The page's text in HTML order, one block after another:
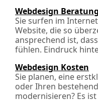
Webdesign Beratung
Sie surfen im
Website, die so
ansprechend ist,
fühlen. Eindruck
Webdesign Kosten
Sie planen, eine
oder Ihren
modernisieren? Es